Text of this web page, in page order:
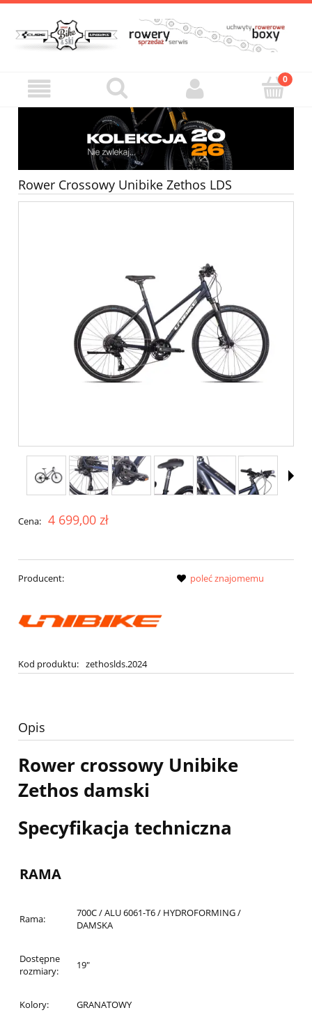
Rower Crossowy Unibike Zethos LDS
Cena: 4 699,00 zł
Producent:
Kod produktu: zethoslds.2024
poleć znajomemu
Opis
Rower crossowy Unibike
Zethos damski
Specyfikacja techniczna
RAMA
Rama:
700C / ALU 6061-T6 / HYDROFORMING /
DAMSKA
Dostępne
rozmiary:
19"
Kolory: GRANATOWY